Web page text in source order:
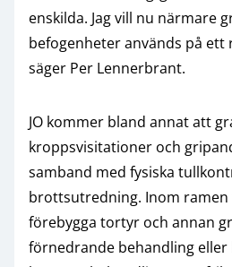
enskilda. Jag vill nu närmare
befogenheter används på ett
säger Per Lennerbrant.
JO kommer bland annat att
kroppsvisitationer och
samband med fysiska
brottsutredning. Inom ramen
förebygga tortyr och annan
förnedrande behandling